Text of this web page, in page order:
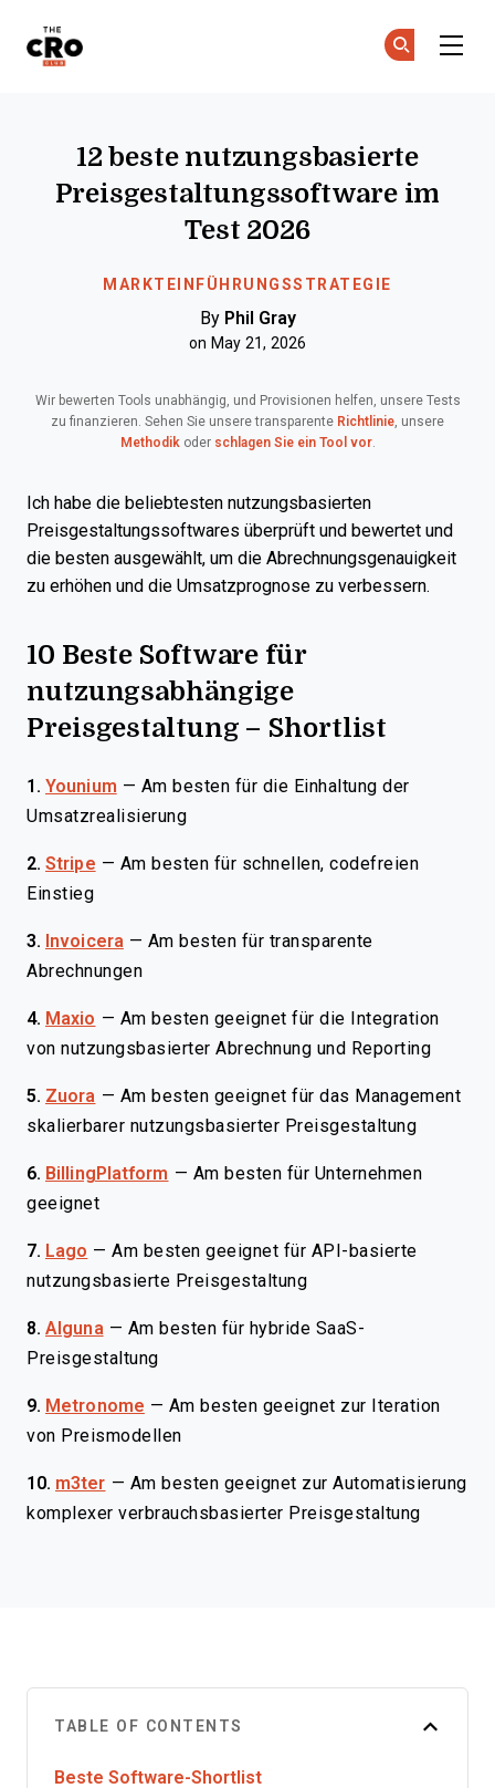
MARKTEINFÜHRUNGSSTRATEGIE
12 beste nutzungsbasierte
Preisgestaltungssoftware im
Test 2026
By Phil Gray
on May 21, 2026
Wir bewerten Tools unabhängig, und Provisionen helfen, unsere Tests
zu finanzieren. Sehen Sie unsere transparente Richtlinie, unsere
Methodikoder schlagen Sie ein Tool vor.
Ich habe die beliebtesten nutzungsbasierten
Preisgestaltungssoftwares überprüft und bewertet und
die besten ausgewählt, um die Abrechnungsgenauigkeit
zu erhöhen und die Umsatzprognose zu verbessern.
10 Beste Software für
nutzungsabhängige
Preisgestaltung – Shortlist
1. Younium — Am besten für die Einhaltung der
Umsatzrealisierung
2. Stripe — Am besten für schnellen, codefreien
Einstieg
3. Invoicera — Am besten für transparente
Abrechnungen
4. Maxio — Am besten geeignet für die Integration
von nutzungsbasierter Abrechnung und Reporting
5. Zuora — Am besten geeignet für das Management
skalierbarer nutzungsbasierter Preisgestaltung
6. BillingPlatform — Am besten für Unternehmen
geeignet
7. Lago —Am besten geeignet für API-basierte
nutzungsbasierte Preisgestaltung
8. Alguna — Am besten für hybride SaaS-
Preisgestaltung
9. Metronome — Am besten geeignet zur Iteration
von Preismodellen
10. m3ter — Am besten geeignet zur Automatisierung
komplexer verbrauchsbasierter Preisgestaltung
TABLE OF CONTENTS
Beste Software-Shortlist